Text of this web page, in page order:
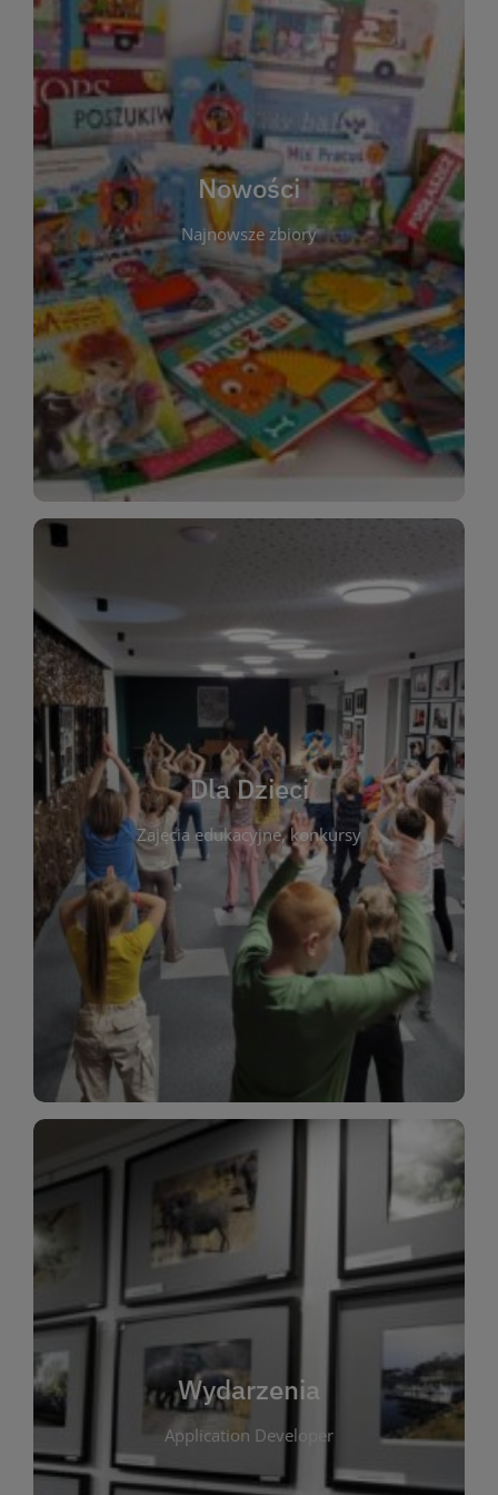
Nowości
Najnowsze zbiory
W tej sekcji prezentujemy najnowsze książki,
audiobooki oraz filmy, które właśnie trafiły do
zbiorów Miejskiej Biblioteki Publicznej w
Starachowicach. Regularnie aktualizujemy listę,
aby Czytelnicy mogli na bieżąco odkrywać świeże
tytuły i najciekawsze premiery wydawnicze. Każda
pozycja opatrzona jest krótkim opisem i
informacją o dostępności w katalogu. Zachęcamy
do częstych odwiedzin – nowości pojawiają się
niemal każdego tygodnia! Dzięki tej zakładce
zawsze będziesz wiedzieć, co warto przeczytać
jako pierwsze.
WIĘCEJ
Dla Dzieci
Zajęcia edukacyjne, konkursy
Dla Dzieci
To miejsce stworzone z myślą o najmłodszych
czytelnikach i ich rodzicach. Znajdziesz tu
informacje o zajęciach edukacyjnych, konkursach
plastycznych i spotkaniach z autorami książek dla
dzieci. Biblioteka oferuje bogaty wybór bajek,
opowiadań i lektur szkolnych, a także przyjazny
kącik do wspólnego czytania. Pragniemy
rozbudzać miłość do książek od najmłodszych lat.
Zapraszamy do wspólnej zabawy i odkrywania
świata literatury!
WIĘCEJ
Wydarzenia
Application Developer
Wydarzenia
W tej zakładce publikujemy informacje o
wszystkich wydarzeniach organizowanych przez
bibliotekę. Znajdziesz tu zapowiedzi spotkań
autorskich, warsztatów, prelekcji i zajęć
tematycznych dla różnych grup wiekowych. Każde
wydarzenie ma na celu promowanie kultury
czytelniczej oraz integrację społeczności lokalnej.
Dzięki kalendarzowi wydarzeń możesz łatwo